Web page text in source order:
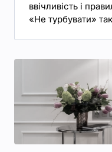
ввічливість і
«Не турбувати»